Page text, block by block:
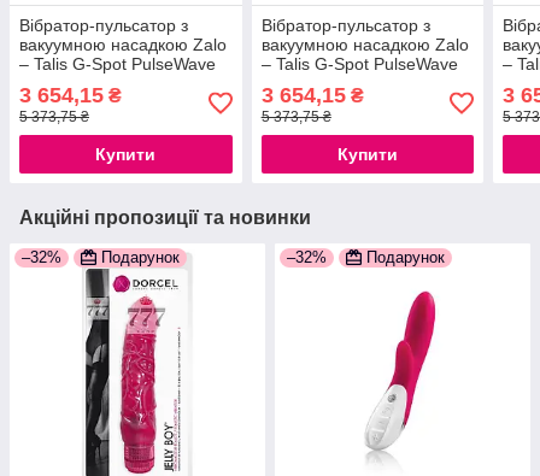
Вібратор-пульсатор з
вакуумною насадкою Zalo
– Talis G-Spot PulseWave
мотори, підігрів, магнітний
USB
3 654,15 ₴
5 373,75 ₴
Купити
Вібратор-пульсатор з
вакуумною насадкою Zalo
– Talis G-Spot PulseWave
мотори, підігрів, магнітний
USB
3 654,15₴
5 373,75 ₴
Купити
–
USB
3
5
Акційні пропозиції та новинки
–32% Подарунок –32% Подарунок